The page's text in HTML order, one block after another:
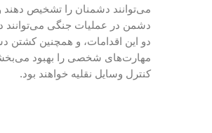
می‌توانند دشمنان را تشخیص
دشمن در عملیات جنگی می‌توانند
مهارت‌های شخصی را بهبود
کنترل وسایل نقلیه خواهند بود.